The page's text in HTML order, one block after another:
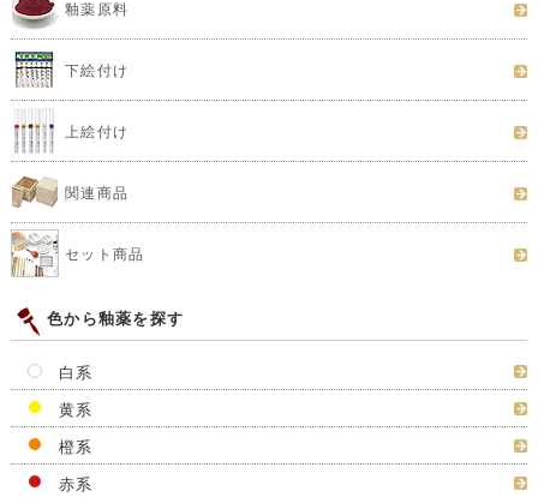
釉薬原料
下絵付け
上絵付け
関連商品
セット商品
色から釉薬を探す
白系
黄系
橙系
赤系